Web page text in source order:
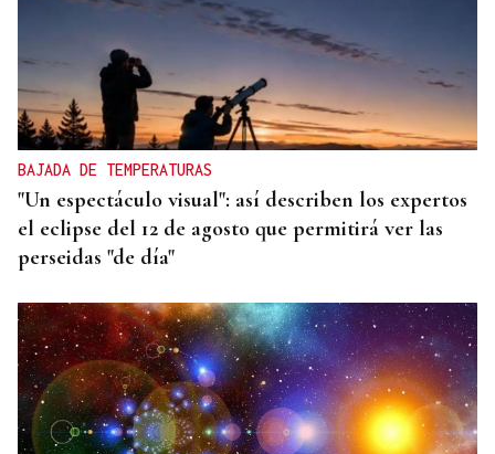
BAJADA DE TEMPERATURAS
"Un espectáculo visual": así describen los expertos
el eclipse del 12 de agosto que permitirá ver las
perseidas "de día"